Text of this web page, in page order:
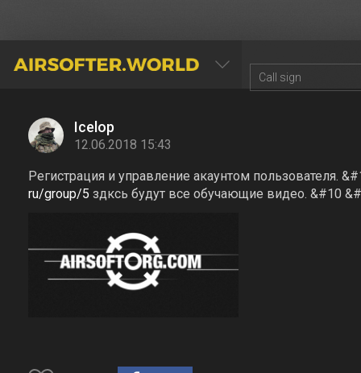
AIRSOFTER.WORLD
Icelop
12.06.2018 15:43
Регистрация и управление акаунтом пользователя.
ru/group/5 здксь будут все обучающие видео. &#10